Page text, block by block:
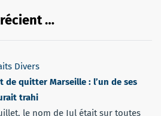
…
Divers
de quitter Marseille : l’un de ses
trahi
le nom de Jul était sur toutes